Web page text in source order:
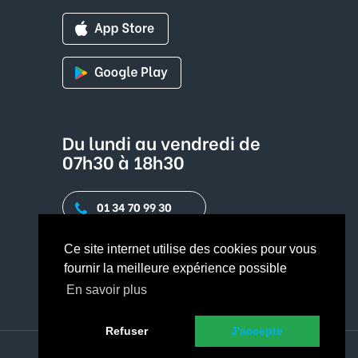
Ce site internet utilise des cookies pour vous
fournir la meilleure expérience possible
En savoir plus
Refuser J'accepte
Du lundi au vendredi de
07h30 à 18h30
01 34 70 99 30
Contact par mail